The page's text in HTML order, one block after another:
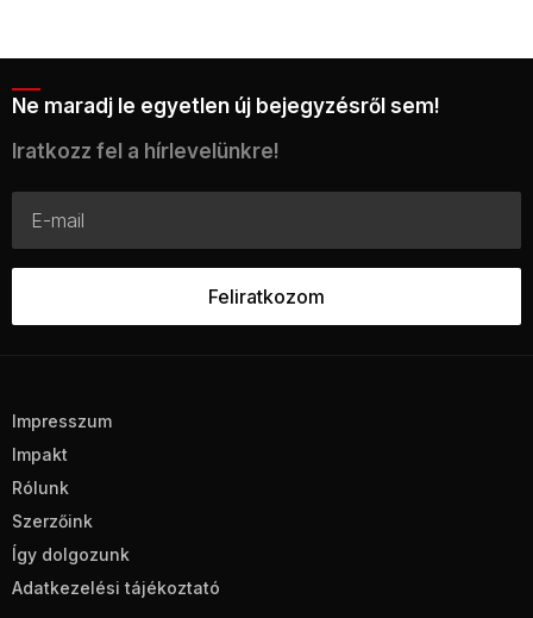
Ne maradj le egyetlen új bejegyzésről sem!
Iratkozz fel a hírlevelünkre!
Impresszum
Impakt
Rólunk
Szerzőink
Így dolgozunk
Adatkezelési tájékoztató